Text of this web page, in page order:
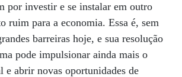
por investir e se instalar em outro
ruim para a economia. Essa é, sem
barreiras hoje, e sua resolução
pode impulsionar ainda mais o
e abrir novas oportunidades de